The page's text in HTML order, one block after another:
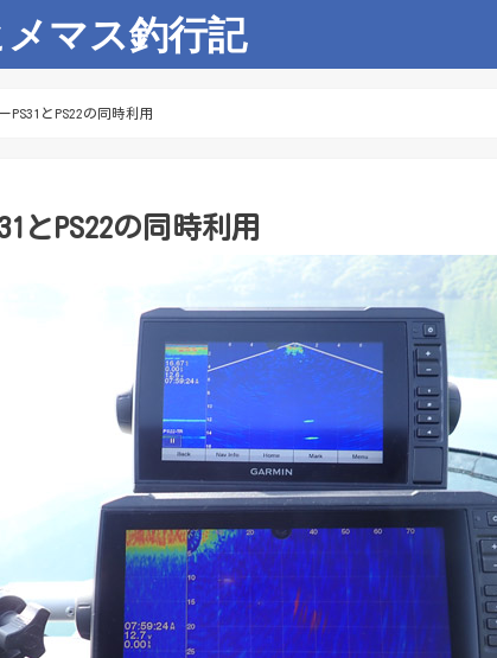
マス釣行記
ーPS31とPS22の同時利用
とPS22の同時利用